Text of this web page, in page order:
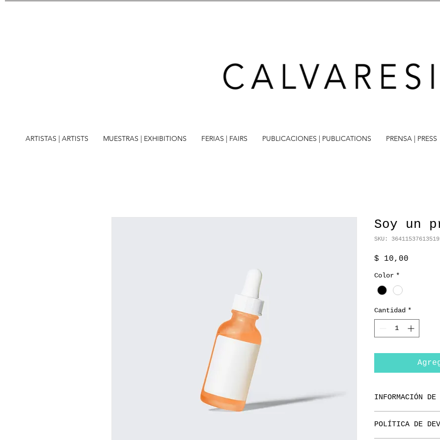
ARTISTAS | ARTISTS MUESTRAS | EXHIBITIONS FERIAS | FAIRS PUBLICACIONES | PUBLICATIONS PRENSA | PRESS
Soy un
SKU:
$ 10,00
Color *
Cantidad *
INFORMACIÓN DE
lugar ideal para
producto, así
POLÍTICA DE